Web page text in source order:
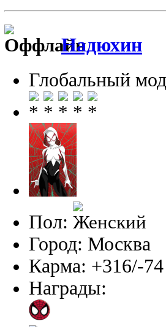
Надюхин
Глобальный
Пол:
Город: Москва
Карма: +316/-74
Награды: